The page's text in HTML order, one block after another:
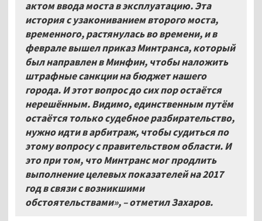
актом ввода моста в эксплуатацию. Эта
история с узакониванием второго моста,
временного, растянулась во времени, и в
феврале вышел приказ Минтранса, который
был направлен в Минфин, чтобы наложить
штрафные санкции на бюджет нашего
города. И этот вопрос до сих пор остаётся
нерешённым. Видимо, единственным путём
остаётся только судебное разбирательство,
нужно идти в арбитраж, чтобы судиться по
этому вопросу с правительством области. И
это при том, что Минтранс мог продлить
выполнение целевых показателей на 2017
год в связи с возникшими
обстоятельствами», – отметил Захаров.